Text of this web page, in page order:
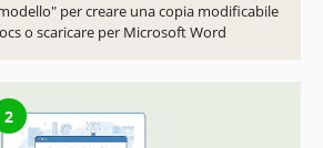
per creare una copia modificabile
o scaricare per Microsoft Word
2